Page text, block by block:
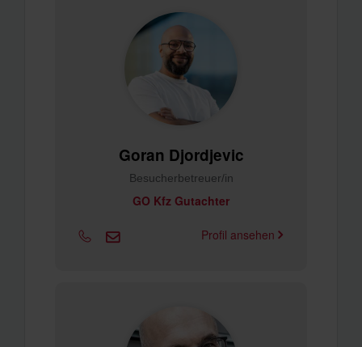
Goran Djordjevic
Besucherbetreuer/in
GO Kfz Gutachter
Profil ansehen